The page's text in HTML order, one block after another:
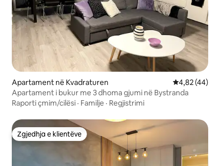
Apartament në Kvadraturen Vlerësimi
4,82 (44)
Apartament i bukur me 3 dhoma gjumi në Bystranda
Raporti çmim/cilësi · Familje · Regjistrimi
Zgjedhja e klientëve
Zgjedhja e klientëve